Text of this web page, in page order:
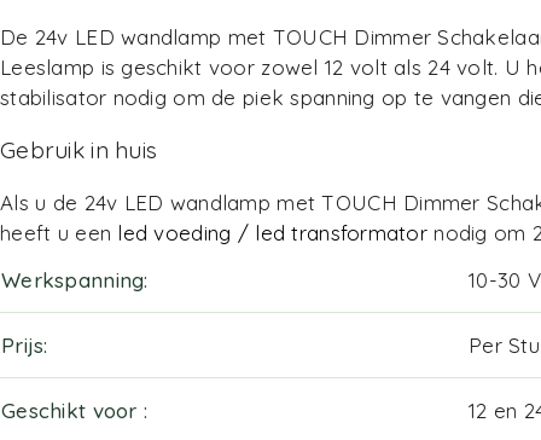
De 24v LED wandlamp met TOUCH Dimmer
Leeslamp is geschikt voor zowel 12 volt als 24 volt. U
stabilisator nodig om de piek spanning op te vangen
Gebruik in huis
Als u de 24v LED wandlamp met TOUCH Dimmer
heeft u een led voeding / led transformator nodig om
Werkspanning
10-30
Prijs Per
Geschikt voor 12 en